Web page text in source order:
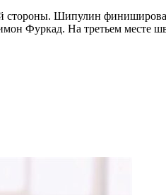
Шипулин
Фуркад. На третьем месте